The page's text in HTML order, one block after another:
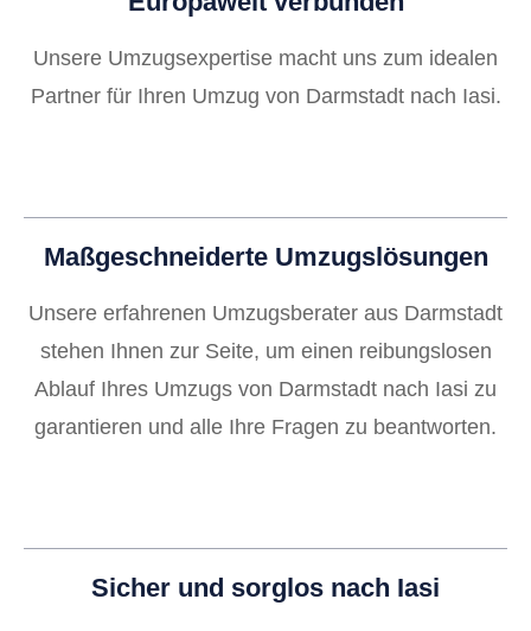
Unsere Umzugsexpertise macht uns zum idealen
Partner für Ihren Umzug von Darmstadt nach Iasi.
Maßgeschneiderte Umzugslösungen
Unsere erfahrenen Umzugsberater aus Darmstadt
stehen Ihnen zur Seite, um einen reibungslosen
Ablauf Ihres Umzugs von Darmstadt nach Iasi zu
garantieren und alle Ihre Fragen zu beantworten.
Sicher und sorglos nach Iasi